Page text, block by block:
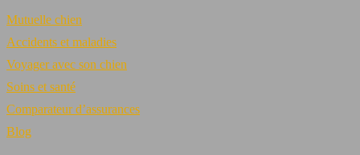
Mutuelle chien
Accidents et maladies
Voyager avec son chien
Soins et santé
Comparateur d’assurances
Blog